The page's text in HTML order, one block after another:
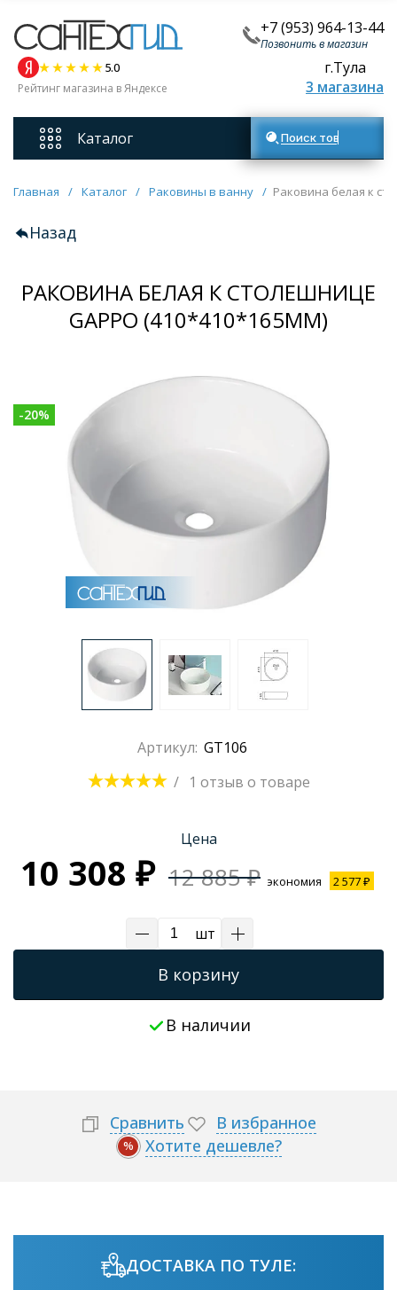
+7 (953) 964-13-44
Позвонить в магазин
5.0
Рейтинг магазина в Яндексе
г.Тула
3 магазина
Каталог
Смесители
Унитазы
Мебель для ванных комнат
Кухонные мойки
Раковины
Душевые кабины
Аксессуары для ванных комнат
Зеркала
Душевые поддоны
Душевые уголки и ограждения
Поиск товаров
Главная / Каталог / Раковины в ванну / Раковина белая к
Назад
РАКОВИНА БЕЛАЯ К СТОЛЕШНИЦЕ
GAPPO (410*410*165MM)
-20%
Артикул: GT106
/
1 отзыв о товаре
Цена
10 308 ₽ 12 885 ₽ экономия 2 577 ₽
шт
В корзину
В наличии
Сравнить В избранное
% Хотите дешевле?
ДОСТАВКА ПО ТУЛЕ: